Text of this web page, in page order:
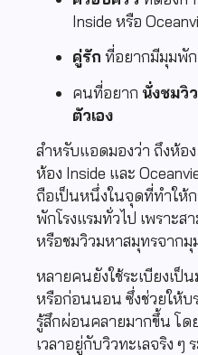
Inside หรือ
คู่รัก ที่อยากมีมุมพั
คนที่อยาก นั่งชมวิ
ตัวเอง
สำหรับแอดมองว่า ถึงห้อ
ห้อง Inside และ
ถือเป็นหนึ่งในจุดที่ทำให้ก
พักโรงแรมทั่วไป เพราะส
หรือชมวิวมหาสมุทรจากมุ
หลายคนยังใช้ระเบียงเป็
หรือก่อนนอน ซึ่งช่วยให้บ
รู้สึกผ่อนคลายมากขึ้น โด
เวลาอยู่กับวิวทะเลจริง ๆ